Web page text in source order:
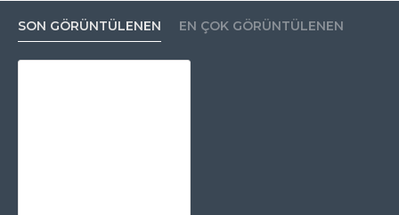
SON GÖRÜNTÜLENEN EN ÇOK GÖRÜNTÜLENEN